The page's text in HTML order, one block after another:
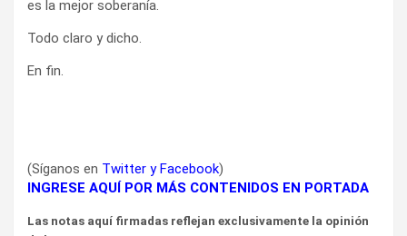
es la mejor soberanía.
​Todo claro y dicho.
​En fin.
(Síganos en Twitter yFacebook)
INGRESE AQUÍ POR MÁS CONTENIDOS EN PORTADA
Las notas aquí firmadas reflejan exclusivamente la opinión